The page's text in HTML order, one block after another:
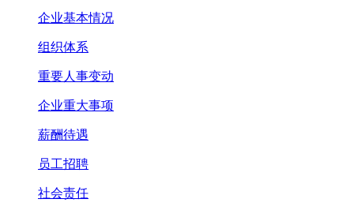
企业基本情况
组织体系
重要人事变动
企业重大事项
薪酬待遇
员工招聘
社会责任